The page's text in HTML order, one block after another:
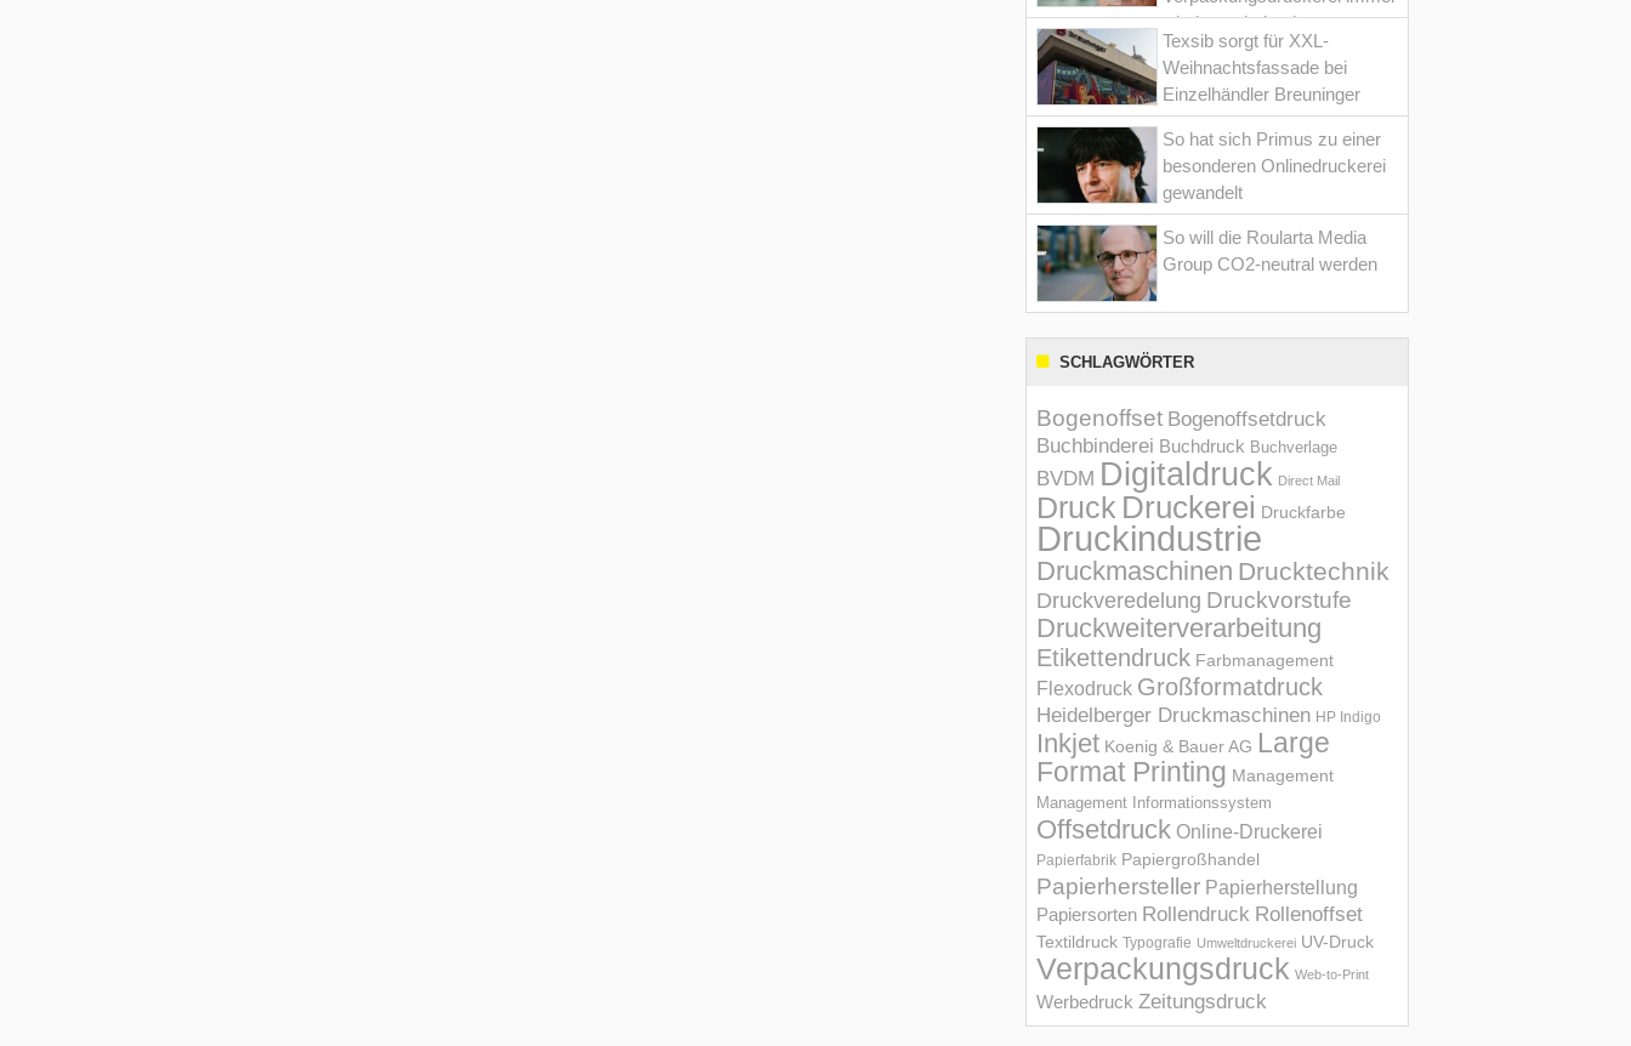
wieder optimiert hat
Texsib sorgt für XXL-
Weihnachtsfassade bei
Einzelhändler Breuninger
So hat sich Primus zu einer
besonderen Onlinedruckerei
gewandelt
So will die Roularta Media
Group CO2-neutral werden
SCHLAGWÖRTER
Bogenoffset Bogenoffsetdruck
Buchbinderei Buchdruck Buchverlage
BVDM Digitaldruck Direct Mail
Druck Druckerei Druckfarbe
Druckindustrie
Druckmaschinen Drucktechnik
Druckveredelung Druckvorstufe
Druckweiterverarbeitung
Etikettendruck Farbmanagement
Flexodruck Großformatdruck
Heidelberger Druckmaschinen HP Indigo
Inkjet Koenig & Bauer AG Large
Format Printing Management
Management Informations­system
Offsetdruck Online-Druckerei
Papierfabrik Papiergroßhandel
Papierhersteller Papierherstellung
Papiersorten Rollendruck Rollenoffset
Textildruck Typografie Umweltdruckerei UV-Druck
Verpackungsdruck Web-to-Print
Werbedruck Zeitungsdruck